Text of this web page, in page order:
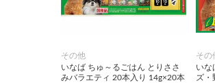
その他
いなば ちゅ～るごはん とりささ
みバラエティ 20本入り 14g×20本
その
いな
ズ・